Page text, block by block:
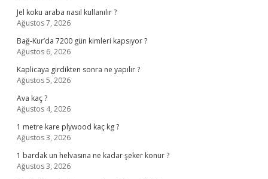
Jel koku araba nasıl kullanılır ?
Ağustos 7, 2026
Bağ-Kur’da 7200 gün kimleri kapsıyor ?
Ağustos 6, 2026
Kaplicaya girdikten sonra ne yapılır ?
Ağustos 5, 2026
Ava kaç ?
Ağustos 4, 2026
1 metre kare plywood kaç kg ?
Ağustos 3, 2026
1 bardak un helvasına ne kadar şeker konur ?
Ağustos 3, 2026